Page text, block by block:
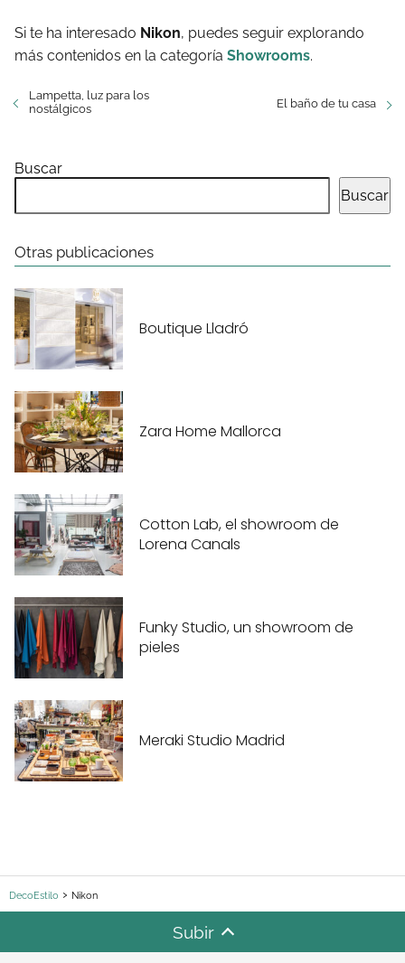
Si te ha interesado Nikon, puedes seguir explorando
más contenidos en la categoría Showrooms.
Lampetta, luz para los
nostálgicos
El baño de tu casa
Buscar
Buscar
Otras publicaciones
Boutique Lladró
Zara Home Mallorca
Cotton Lab, el showroom de
Lorena Canals
Funky Studio, un showroom de
pieles
Meraki Studio Madrid
DecoEstilo Nikon
Subir